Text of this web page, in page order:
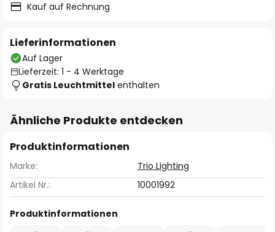
Kauf auf Rechnung
Lieferinformationen
Auf Lager
Lieferzeit: 1 - 4 Werktage
Gratis Leuchtmittel enthalten
Ähnliche Produkte entdecken
Produktinformationen
Marke:
Trio Lighting
Artikel Nr.:
10001992
Produktinformationen